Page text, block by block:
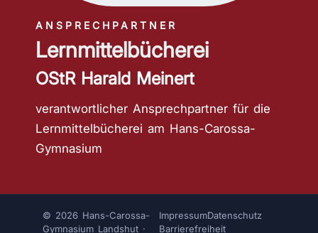
ANSPRECHPARTNER
Lernmittelbücherei
OStR Harald Meinert
verantwortlicher Ansprechpartner für die
Lernmittelbücherei am Hans-Carossa-
Gymnasium
© 2026 Hans-Carossa-
Gymnasium Landshut ·
ImpressumDatenschutz
Barrierefreiheit